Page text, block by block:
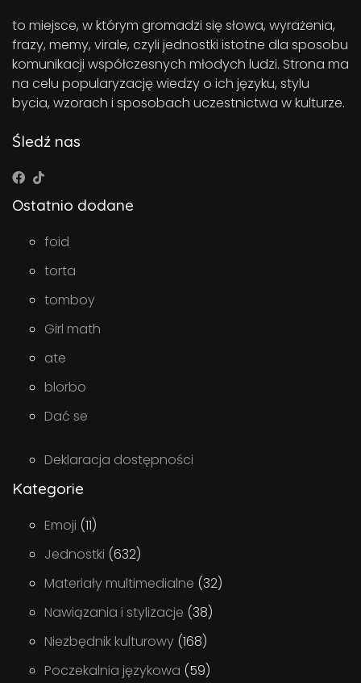
to miejsce, w którym gromadzi się słowa, wyrażenia,
frazy, memy, virale, czyli jednostki istotne dla sposobu
komunikacji współczesnych młodych ludzi. Strona ma
na celu popularyzację wiedzy o ich języku, stylu
bycia, wzorach i sposobach uczestnictwa w kulturze.
Śledź nas
Ostatnio dodane
foid
torta
tomboy
Girl math
ate
blorbo
Dać se
Deklaracja dostępności
Kategorie
Emoji (11)
Jednostki (632)
Materiały multimedialne (32)
Nawiązania i stylizacje (38)
Niezbędnik kulturowy (168)
Poczekalnia językowa (59)